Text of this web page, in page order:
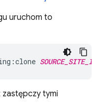
uruchom to
SOURCE_SITE_ID
tymi